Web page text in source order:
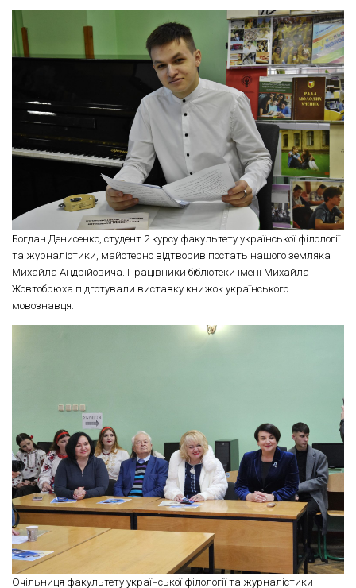
Богдан Денисенко, студент 2 курсу факультету української філології
та журналістики, майстерно відтворив постать нашого земляка
Михайла Андрійовича. Працівники бібліотеки імені Михайла
Жовтобрюха підготували виставку книжок українського
мовознавця.
Очільниця факультету української філології та журналістики